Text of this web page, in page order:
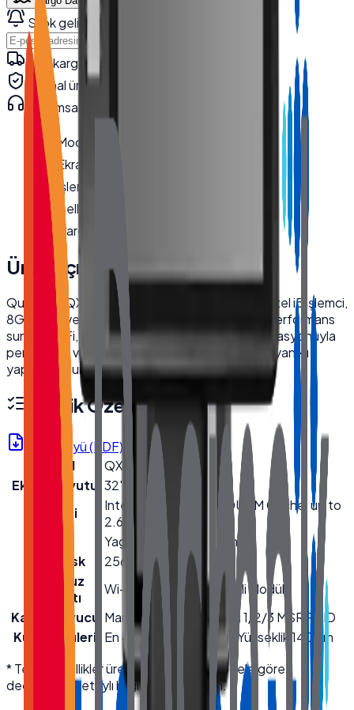
Stok gelince haber ver
Hızlı kargo · kurumsal teslimat
Orijinal ürün · garanti
Kurumsal teknik destek
Model
Ekran Boyutu
İşlemci
Bellek
Hard Disk
Ürün Açıklaması
Quanmax QX-3200 32 inç endüstriyel kiosk, Intel i5 işlemci,
8GB RAM ve hızlı 256GB NVMe SSD ile güçlü performans
sunar. Wi-Fi, MSR ve RFID kart okuyucu entegrasyonuyla
perakende ve hizmet sektörleri için idealdir. Dayanıklı
yapısıyla uzun ömürlü kullanım sağlar.
Teknik Özellikler
Ürün Föyü (PDF)
Model
QX-3200
Ekran Boyutu 32''
İşlemci
Intel® Core™ i5-4200U 3M Cache, up to
2.60 GHz
Bellek
Yageo 8GB DDR3 Ram
Hard Disk
256GB NVMe SSD
Kablosuz
Bağlantı
Wi-Fi + Bluetooth (Dahili Modül)
Kart Okuyucu
Manyetik Kart Okuyucu 1/2/3 MSR RFID
Kutu Ölçüleri
En 42 cm · Boy 62 cm · Yükseklik 140 cm
* Teknik özellikler üretici kaynaklıdır; modele göre
değişebilir. Detaylı bilgi için bize ulaşın.